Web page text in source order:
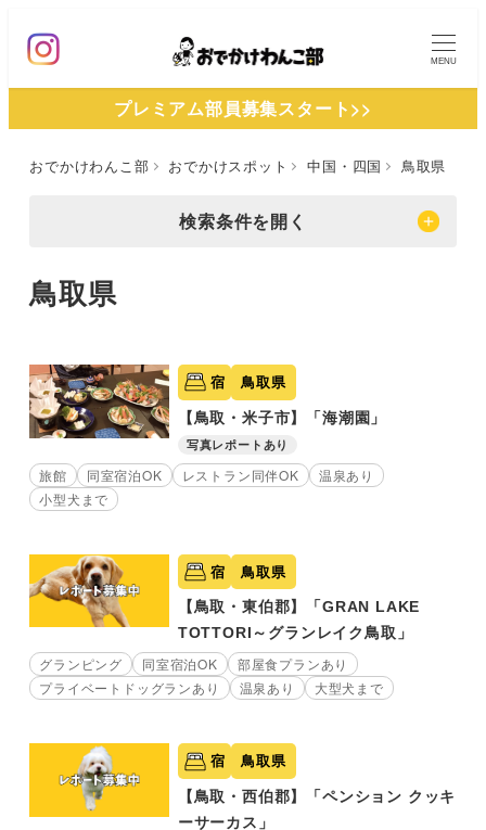
ン
MENU
プレミアム部員募集スタート>>
おでかけわんこ部 おでかけスポット 中国・四国 鳥取県
検索条件を開く
鳥取県
宿 鳥取県
【鳥取・米子市】「海潮園」
写真レポートあり
旅館 同室宿泊OK レストラン同伴OK
温泉あり
小型犬まで
宿 鳥取県
【鳥取・東伯郡】「GRAN LAKE
TOTTORI～グランレイク鳥取」
グランピング 同室宿泊OK
部屋食プランあり
プライベートドッグランあり
温泉あり 大型犬まで
宿 鳥取県
【鳥取・西伯郡】「ペンション クッキ
ーサーカス」